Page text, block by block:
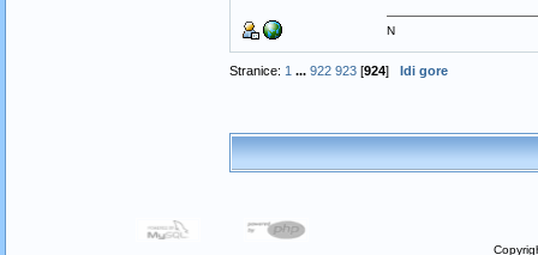
N
Stranice: 1 ... 922 923[924] Idi gore